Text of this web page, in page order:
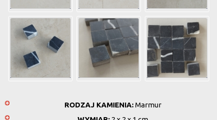
RODZAJ KAMIENIA:Marmur